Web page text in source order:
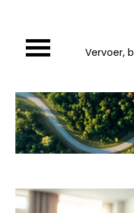
content
Vervoer,